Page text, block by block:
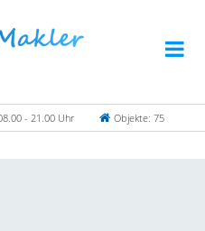
- 21.00 Uhr Objekte: 75